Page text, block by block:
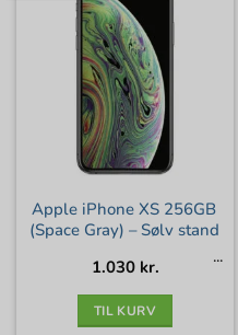
Apple iPhone XS 256GB
(Space Gray) – Sølv stand
1.030 kr.
TIL KURV